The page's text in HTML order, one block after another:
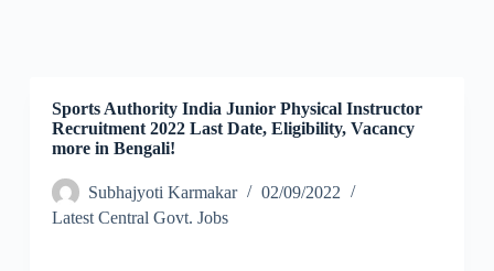
Sports Authority India Junior Physical Instructor
Recruitment 2022 Last Date, Eligibility, Vacancy
more in Bengali!
Subhajyoti Karmakar
02/09/2022
Latest Central Govt. Jobs